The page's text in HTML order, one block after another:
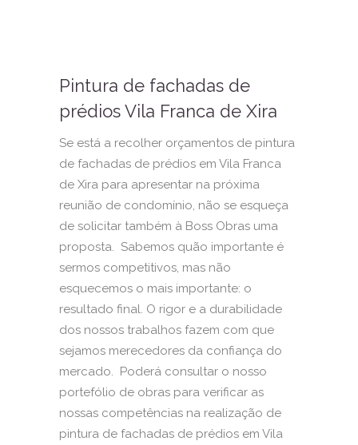
Pintura de fachadas de
prédios Vila Franca de Xira
Se está a recolher orçamentos de pintura
de fachadas de prédios em Vila Franca
de Xira para apresentar na próxima
reunião de condomínio, não se esqueça
de solicitar também à Boss Obras uma
proposta. Sabemos quão importante é
sermos competitivos, mas não
esquecemos o mais importante: o
resultado final. O rigor e a durabilidade
dos nossos trabalhos fazem com que
sejamos merecedores da confiança do
mercado. Poderá consultar o nosso
portefólio de obras para verificar as
nossas competências na realização de
pintura de fachadas de prédios em Vila